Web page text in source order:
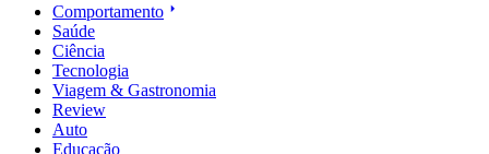
Comportamento
Saúde
Ciência
Tecnologia
Viagem & Gastronomia
Review
Auto
Educação